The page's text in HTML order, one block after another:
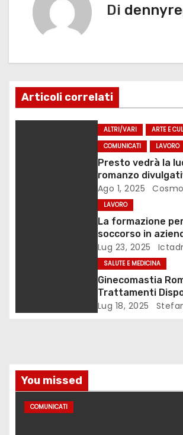
z
o
o
i
Di
Articoli correlati
ALTRI/VARI
ARTE E
COMUNICATI
LAVORO
Presto vedrà la
romanzo
dell’esperto
Macaluso,
racconterà le
marketing sporco.
Ago 1, 2025
LAVORO
La formazione
soccorso in
farla
Lug 23, 2025
SALUTE E MEDICINA
Ginecomastia
Trattamenti
Aspettarsi
Lug 18, 2025
You missed
COMUNICATI